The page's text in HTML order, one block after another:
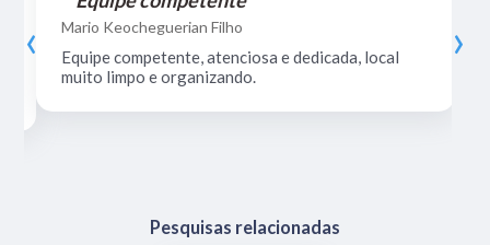
Mario Keocheguerian Filho
Equipe competente, atenciosa e dedicada, local
muito limpo e organizando.
‹ ›
Pesquisas relacionadas